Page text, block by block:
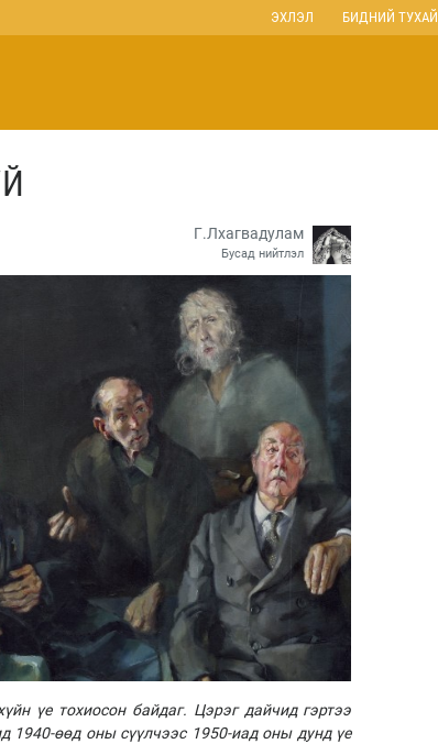
ЭХЛЭЛ БИДНИЙ ТУХАЙ
Г.Лхагвадулам
Бусад нийтлэл
үе тохиосонбайдаг. Цэрэг дайчид гэртээ
1940-өөд оны сүүлчээс 1950-иад оны дунд үе